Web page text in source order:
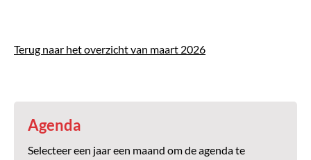
Terug naar het overzicht van maart 2026
Agenda
Selecteer een jaar een maand om de agenda te